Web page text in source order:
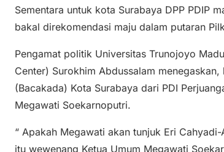
Sementara untuk kota Surabaya DPP PDIP
bakal direkomendasi maju dalam putaran
Pengamat politik Universitas Trunojoyo
Center) Surokhim Abdussalam
(Bacakada) Kota Surabaya dari PDI
Megawati Soekarnoputri.
“ Apakah Megawati akan tunjuk Eri
itu wewenang Ketua Umum Megawati